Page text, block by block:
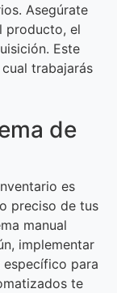
Asegúrate
producto, el
Este
trabajarás
de
es
preciso de tus
manual
implementar
para
te